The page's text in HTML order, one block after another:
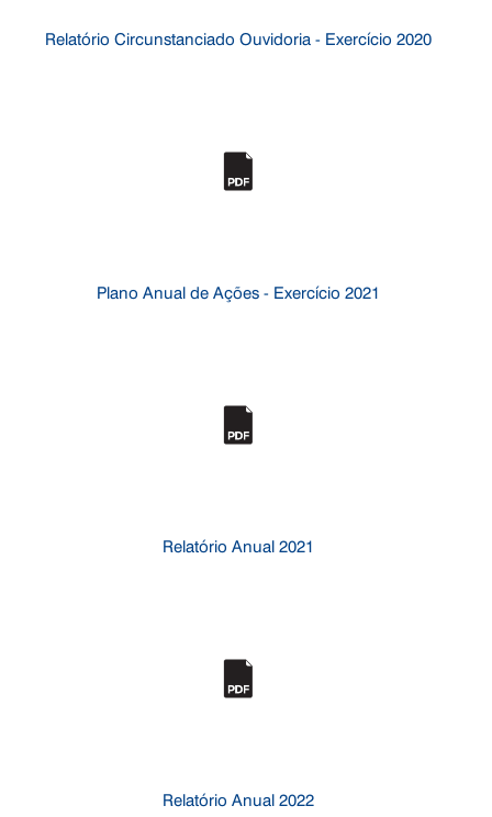
Relatório Circunstanciado Ouvidoria - Exercício 2020
Plano Anual de Ações - Exercício 2021
Relatório Anual 2021
Relatório Anual 2022